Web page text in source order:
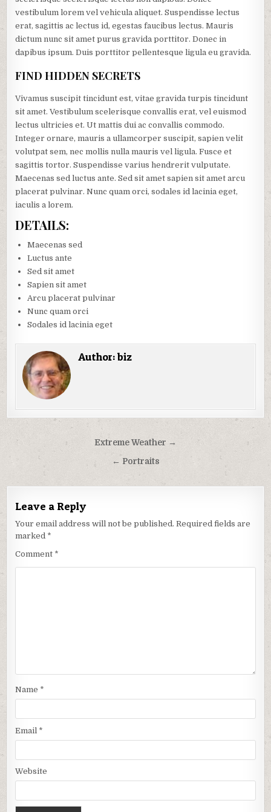
vestibulum lorem vel vehicula aliquet. Suspendisse lectus
erat, sagittis ac lectus id, egestas faucibus lectus. Mauris
dictum nunc sit amet purus gravida porttitor. Donec in
dapibus ipsum. Duis porttitor pellentesque ligula eu gravida.
FIND HIDDEN SECRETS
Vivamus suscipit tincidunt est, vitae gravida turpis tincidunt
sit amet. Vestibulum scelerisque convallis erat, vel euismod
lectus ultricies et. Ut mattis dui ac convallis commodo.
Integer ornare, mauris a ullamcorper suscipit, sapien velit
volutpat sem, nec mollis nulla mauris vel ligula. Fusce et
sagittis tortor. Suspendisse varius hendrerit vulputate.
Maecenas sed luctus ante. Sed sit amet sapien sit amet arcu
placerat pulvinar. Nunc quam orci, sodales id lacinia eget,
iaculis a lorem.
DETAILS:
Maecenas sed
Luctus ante
Sed sit amet
Sapien sit amet
Arcu placerat pulvinar
Nunc quam orci
Sodales id lacinia eget
Author:biz
Post
navigation
Extreme Weather →
← Portraits
Leave a Reply
Your email address will not be published. Required fields are
marked *
Comment *
Name *
Email *
Website